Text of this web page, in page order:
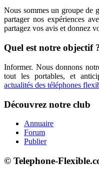
Nous sommes un groupe de
partager nos expériences
partagez vos avis et donnez
Quel est notre objectif
Informer. Nous donnons
tout les portables, et
actualités des téléphones
Découvrez notre club
Annuaire
Forum
Publier
© Telephone-